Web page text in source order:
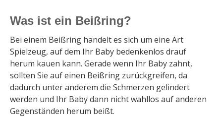
Was ist ein Beißring?
Bei einem Beißring handelt es sich um eine Art
Spielzeug, auf dem Ihr Baby bedenkenlos drauf
herum kauen kann. Gerade wenn Ihr Baby zahnt,
sollten Sie auf einen Beißring zurückgreifen, da
dadurch unter anderem die Schmerzen gelindert
werden und Ihr Baby dann nicht wahllos auf anderen
Gegenständen herum beißt.